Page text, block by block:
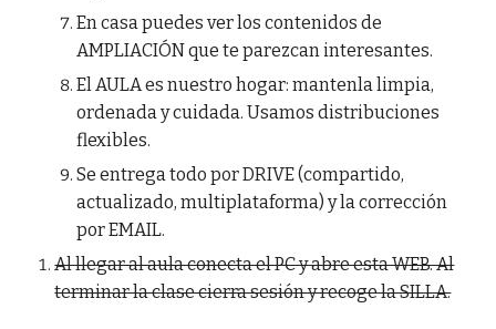
En casa puedes ver los contenidos de
AMPLIACIÓN que te parezcan interesantes.
El AULA es nuestro hogar: mantenla limpia,
ordenada y cuidada. Usamos distribuciones
flexibles.
Se entrega todo por DRIVE (compartido,
actualizado, multiplataforma) y la corrección
por EMAIL.
Al llegar al aula conecta el PC y abre esta WEB. Al
terminar la clase cierra sesión y recoge la SILLA.